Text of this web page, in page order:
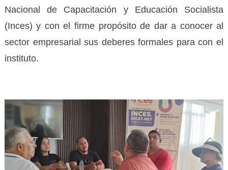
Nacional de Capacitación y Educación Socialista
(Inces) y con el firme propósito de dar a conocer al
sector empresarial sus deberes formales para con el
instituto.